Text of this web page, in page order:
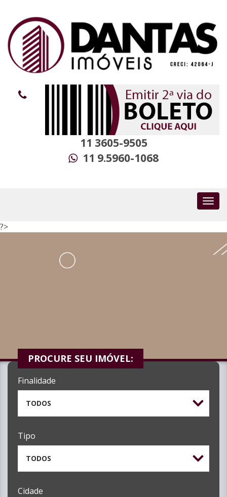
11 3605-9505
11 9.5960-1068
?>
PROCURE SEU IMÓVEL:
Finalidade
TODOS
Tipo
TODOS
Cidade